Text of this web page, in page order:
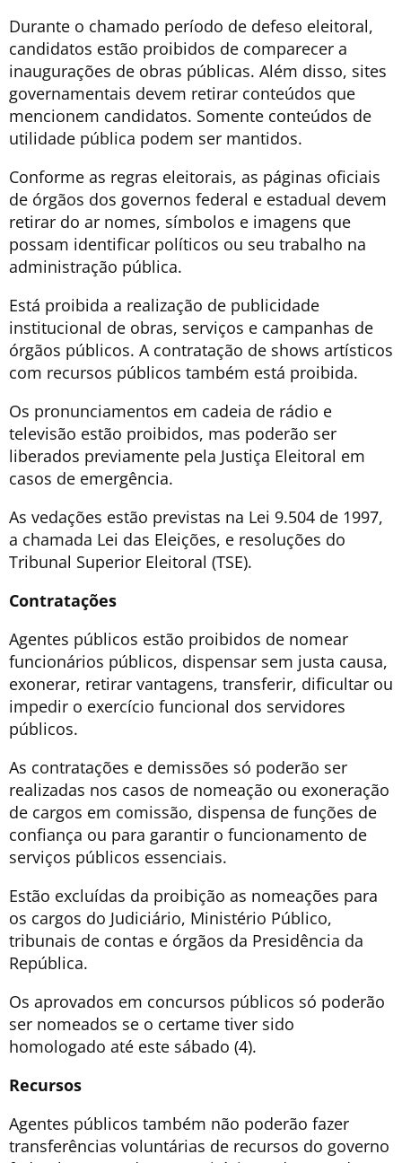
Durante o chamado período de defeso eleitoral,
candidatos estão proibidos de comparecer a
inaugurações de obras públicas. Além disso, sites
governamentais devem retirar conteúdos que
mencionem candidatos. Somente conteúdos de
utilidade pública podem ser mantidos.
Conforme as regras eleitorais, as páginas oficiais
de órgãos dos governos federal e estadual devem
retirar do ar nomes, símbolos e imagens que
possam identificar políticos ou seu trabalho na
administração pública.
Está proibida a realização de publicidade
institucional de obras, serviços e campanhas de
órgãos públicos. A contratação de shows artísticos
com recursos públicos também está proibida.
Os pronunciamentos em cadeia de rádio e
televisão estão proibidos, mas poderão ser
liberados previamente pela Justiça Eleitoral em
casos de emergência.
As vedações estão previstas na Lei 9.504 de 1997,
a chamada Lei das Eleições, e resoluções do
Tribunal Superior Eleitoral (TSE).
Contratações
Agentes públicos estão proibidos de nomear
funcionários públicos, dispensar sem justa causa,
exonerar, retirar vantagens, transferir, dificultar ou
impedir o exercício funcional dos servidores
públicos.
As contratações e demissões só poderão ser
realizadas nos casos de nomeação ou exoneração
de cargos em comissão, dispensa de funções de
confiança ou para garantir o funcionamento de
serviços públicos essenciais.
Estão excluídas da proibição as nomeações para
os cargos do Judiciário, Ministério Público,
tribunais de contas e órgãos da Presidência da
República.
Os aprovados em concursos públicos só poderão
ser nomeados se o certame tiver sido
homologado até este sábado (4).
Recursos
Agentes públicos também não poderão fazer
transferências voluntárias de recursos do governo